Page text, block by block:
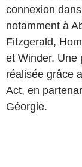
connexion
notamment à
Fitzgerald,
et Winder. Une
réalisée grâce
Act, en
Géorgie.